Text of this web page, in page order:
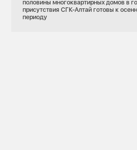
половины многоквартирных домов в
присутствия СГК-Алтай готовы к
периоду